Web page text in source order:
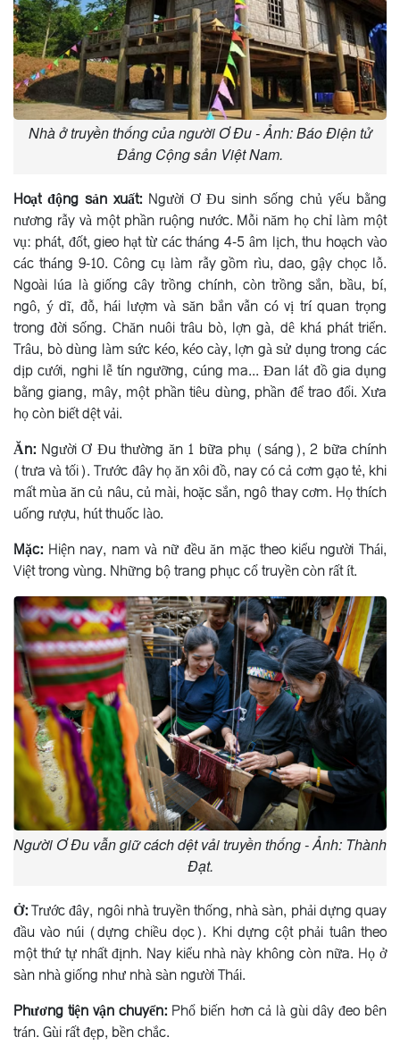
Nhà ở truyền thống của người Ơ Đu - Ảnh: Báo Điện tử
Đảng Cộng sản Việt Nam.
Hoạt động sản xuất: Người Ơ Ðu sinh sống chủ yếu bằng
nương rẫy và một phần ruộng nước. Mỗi năm họ chỉ làm một
vụ: phát, đốt, gieo hạt từ các tháng 4-5 âm lịch, thu hoạch vào
các tháng 9-10. Công cụ làm rẫy gồm rìu, dao, gậy chọc lỗ.
Ngoài lúa là giống cây trồng chính, còn trồng sắn, bầu, bí,
ngô, ý dĩ, đỗ, hái lượm và săn bắn vẫn có vị trí quan trọng
trong đời sống. Chăn nuôi trâu bò, lợn gà, dê khá phát triển.
Trâu, bò dùng làm sức kéo, kéo cày, lợn gà sử dụng trong các
dịp cưới, nghi lễ tín ngưỡng, cúng ma... Ðan lát đồ gia dụng
bằng giang, mây, một phần tiêu dùng, phần để trao đổi. Xưa
họ còn biết dệt vải.
Ăn: Người Ơ Ðu thường ăn 1 bữa phụ (sáng), 2 bữa chính
(trưa và tối). Trước đây họ ăn xôi đồ, nay có cả cơm gạo tẻ, khi
mất mùa ăn củ nâu, củ mài, hoặc sắn, ngô thay cơm. Họ thích
uống rượu, hút thuốc lào.
Mặc: Hiện nay, nam và nữ đều ăn mặc theo kiểu người Thái,
Việt trong vùng. Những bộ trang phục cổ truyền còn rất ít.
Người Ơ Đu vẫn giữ cách dệt vải truyền thống - Ảnh: Thành
Đạt.
Ở:Trước đây, ngôi nhà truyền thống, nhà sàn, phải dựng quay
đầu vào núi (dựng chiều dọc). Khi dựng cột phải tuân theo
một thứ tự nhất định. Nay kiểu nhà này không còn nữa. Họ ở
sàn nhà giống như nhà sàn người Thái.
Phương tiện vận chuyển: Phổ biến hơn cả là gùi dây đeo bên
trán. Gùi rất đẹp, bền chắc.